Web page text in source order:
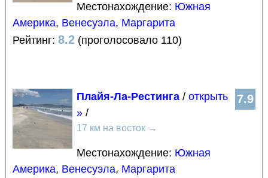
Местонахождение: Южная
Америка, Венесуэла, Маргарита
Рейтинг: 8.2 (проголосовало 110)
7.9
Плайя-Ла-Рестинга / открыть
» /
17 км на восток →
Местонахождение: Южная
Америка, Венесуэла, Маргарита